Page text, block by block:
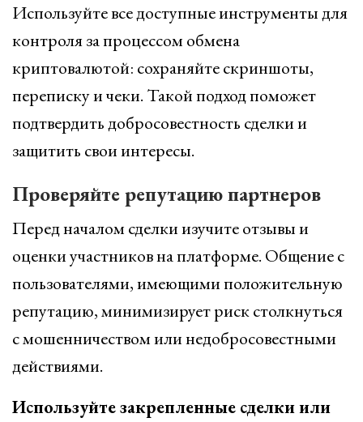
Используйте все доступные инструменты для
контроля за процессом обмена
криптовалютой: сохраняйте скриншоты,
переписку и чеки. Такой подход поможет
подтвердить добросовестность сделки и
защитить свои интересы.
Проверяйте репутацию партнеров
Перед началом сделки изучите отзывы и
оценки участников на платформе. Общение с
пользователями, имеющими положительную
репутацию, минимизирует риск столкнуться
с мошенничеством или недобросовестными
действиями.
Используйте закрепленные сделки или